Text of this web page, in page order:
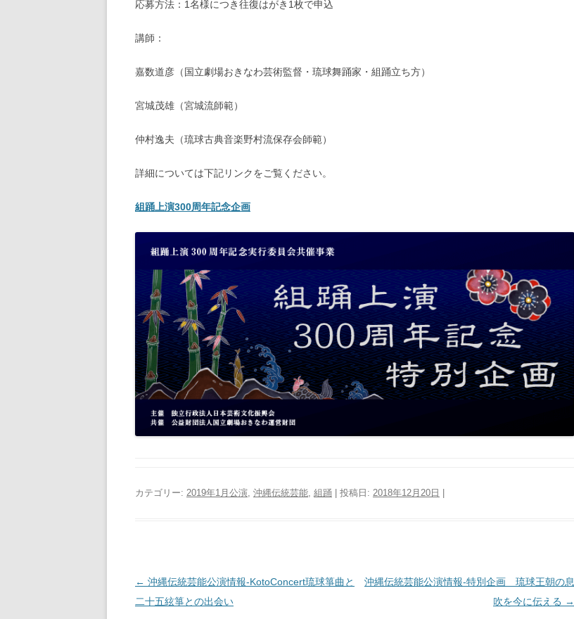
応募方法：1名様につき往復はがき1枚で申込
講師：
嘉数道彦（国立劇場おきなわ芸術監督・琉球舞踊家・組踊立ち方）
宮城茂雄（宮城流師範）
仲村逸夫（琉球古典音楽野村流保存会師範）
詳細については下記リンクをご覧ください。
組踊上演300周年記念企画
カテゴリー: 2019年1月公演 沖縄伝統芸能 組踊 | 投稿日: 2018年12月20日 |
投
稿
← 沖縄伝統芸能公演情報‐KotoConcert琉球箏曲と
二十五絃箏との出会い
沖縄伝統芸能公演情報‐特別企画 琉球王朝の息
吹を今に伝える →